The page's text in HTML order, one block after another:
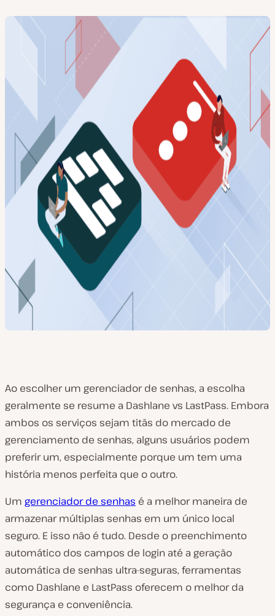
Ao escolher um gerenciador de senhas, a escolha
geralmente se resume a Dashlane vs LastPass. Embora
ambos os serviços sejam titãs do mercado de
gerenciamento de senhas, alguns usuários podem
preferir um, especialmente porque um tem uma
história menos perfeita que o outro.
Um gerenciador de senhas é a melhor maneira de
armazenar múltiplas senhas em um único local
seguro. E isso não é tudo. Desde o preenchimento
automático dos campos de login até a geração
automática de senhas ultra-seguras, ferramentas
como Dashlane e LastPass oferecem o melhor da
segurança e conveniência.